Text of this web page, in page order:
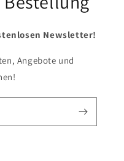
Newsletter!
Angebote und